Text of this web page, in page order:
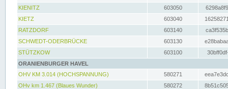
KIENITZ
603050
KIETZ
603040
RATZDORF
603140
SCHWEDT-ODERBRÜCKE
603130
STÜTZKOW
603100
ORANIENBURGER HAVEL
OHV KM 3.014 (HOCHSPANNUNG)
580271
OHv km 1.467 (Blaues Wunder)
580272